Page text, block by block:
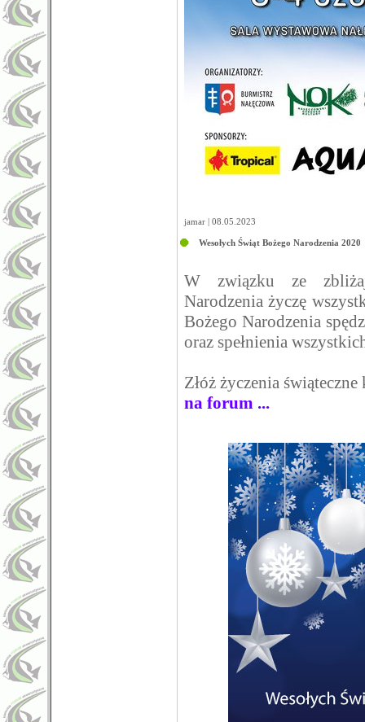
jamar | 08.05.2023
Wesołych Świąt Bożego Narodzenia 2020
W związku ze
Narodzenia życzę
Bożego Narodzenia
oraz spełnienia
Złóż życzenia
na forum ...